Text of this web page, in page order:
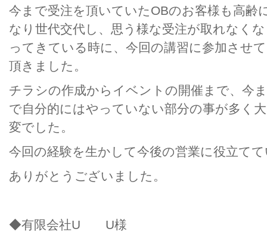
今まで受注を頂いていたOBのお客様も高齢
なり世代交代し、思う様な受注が取れなくな
ってきている時に、今回の講習に参加させて
頂きました。
チラシの作成からイベントの開催まで、今ま
で自分的にはやっていない部分の事が多く大
変でした。
今回の経験を生かして今後の営業に役立て
ありがとうございました。
◆有限会社U U様